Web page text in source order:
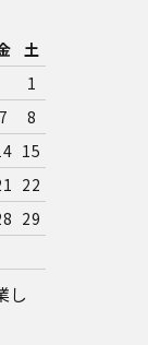
土
1
7
8
15
22
29
し